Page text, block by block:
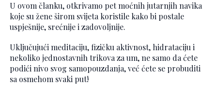
U ovom članku, otkrivamo pet moćnih jutarnjih navika
koje su žene širom svijeta koristile kako bi postale
uspješnije, srećnije i zadovoljnije.
Uključujući meditaciju, fizičku aktivnost, hidrataciju i
nekoliko jednostavnih trikova za um, ne samo da ćete
podići nivo svog samopouzdanja, već ćete se probuditi
sa osmehom svaki put!